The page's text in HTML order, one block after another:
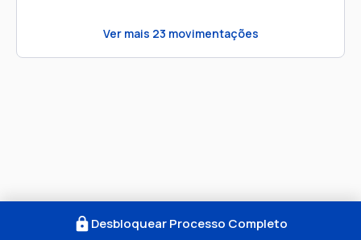
Ver mais 23 movimentações
Desbloquear Processo Completo